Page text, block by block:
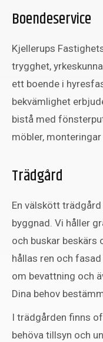
Boendeservice
Kjellerups
trygghet,
ett boende i
bekvämlighet
bistå med
möbler,
Trädgård
En välskött
byggnad. Vi håller
och buskar beskärs
hållas ren och
om bevattning och
Dina behov
I trädgården finns
behöva tillsyn och